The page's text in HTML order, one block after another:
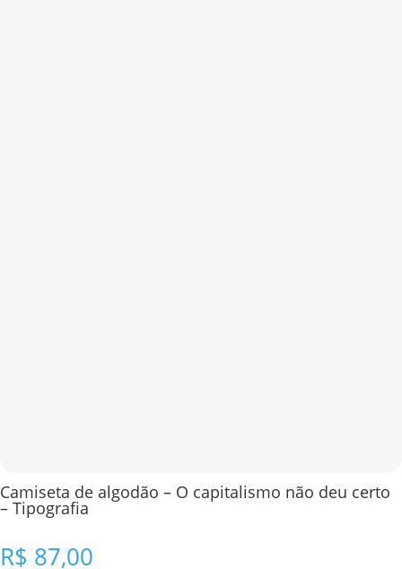
Camiseta de algodão – O capitalismo não deu certo
– Tipografia
R$ 87,00